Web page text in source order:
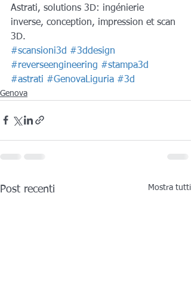
Astrati, solutions 3D: ingénierie
inverse, conception, impression et scan
3D.
#scansioni3d #3ddesign
#reverseengineering #stampa3d
#astrati #GenovaLiguria #3d
Genova
Post recenti Mostra tutti